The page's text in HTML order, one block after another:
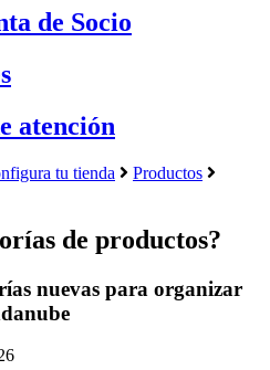
de Socio
atención
tu tienda
Productos
de productos?
nuevas para organizar